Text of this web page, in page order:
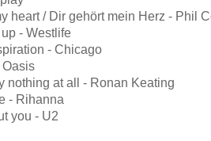
heart / Dir gehört mein Herz - Phil
- Westlife
- Chicago
nothing at all - Ronan Keating
- Rihanna
you - U2